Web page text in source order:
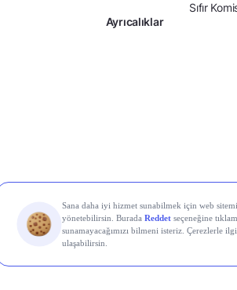
Ayrıcalıklar
Sıfır
© 2026 Midas Finansal Teknolojiler A.Ş.